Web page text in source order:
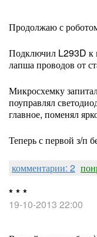
Продолжаю с
Подключил L293D к
лапша проводов от
Микросхемку
поуправлял
главное, поменял
Теперь с первой з/п
комментарии: 2
* * *
19-10-2013 22:00